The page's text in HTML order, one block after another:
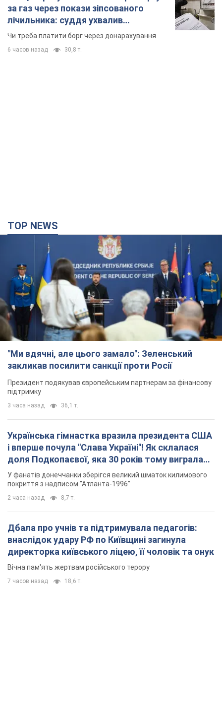
за газ через покази зіпсованого
лічильника: суддя ухвалив
неочікуване рішення
Чи треба платити борг через донарахування
6 часов назад 30,8 т.
TOP NEWS
"Ми вдячні, але цього замало": Зеленський
закликав посилити санкції проти Росії
Президент подякував європейським партнерам за фінансову
підтримку
3 часа назад 36,1 т.
Українська гімнастка вразила президента США
і вперше почула "Слава Україні"! Як склалася
доля Подкопаєвої, яка 30 років тому виграла
"золото" Олімпіади
У фанатів донеччанки зберігся великий шматок килимового
покриття з надписом "Атланта-1996"
2 часа назад 8,7 т.
Дбала про учнів та підтримувала педагогів:
внаслідок удару РФ по Київщині загинула
директорка київського ліцею, її чоловік та онук
Вічна пам'ять жертвам російського терору
7 часов назад 18,6 т.